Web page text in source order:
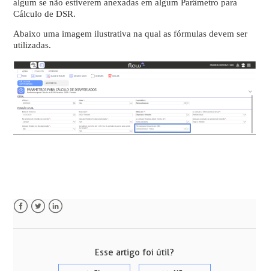
algum se não estiverem anexadas em algum Parâmetro para
Cálculo de DSR.
Abaixo uma imagem ilustrativa na qual as fórmulas devem ser
utilizadas.
Esse artigo foi útil?